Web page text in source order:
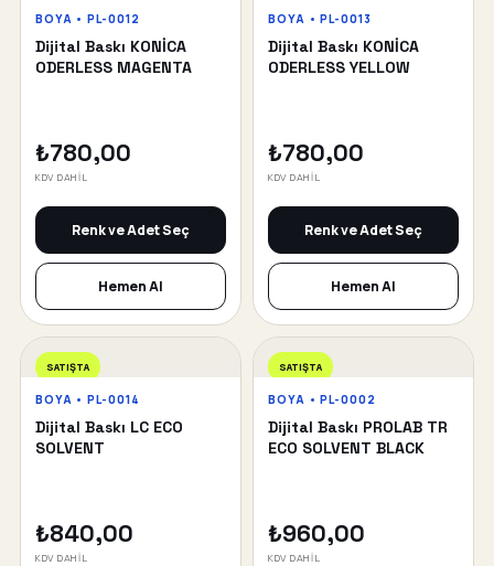
BOYA • PL-0012
Dijital Baskı KONİCA
ODERLESS MAGENTA
₺780,00
KDV DAHİL
Renk ve Adet Seç
Hemen Al
BOYA • PL-0013
Dijital Baskı KONİCA
ODERLESS YELLOW
₺780,00
KDV DAHİL
Renk ve Adet Seç
Hemen Al
SATIŞTA
BOYA • PL-0014
Dijital Baskı LC ECO
SOLVENT
₺840,00
KDV DAHİL
SATIŞTA
BOYA • PL-0002
Dijital Baskı PROLAB TR
ECO SOLVENT BLACK
₺960,00
KDV DAHİL